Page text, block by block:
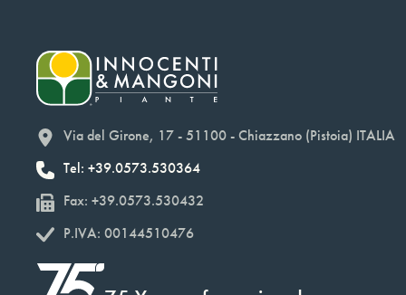
Via del Girone, 17 - 51100 - Chiazzano (Pistoia) ITALIA
Tel: +39.0573.530364
Fax: +39.0573.530432
P.IVA: 00144510476